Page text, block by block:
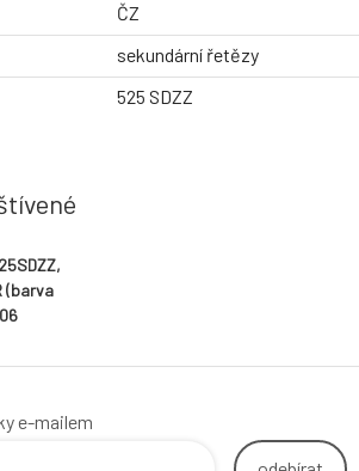
ČZ
sekundární řetězy
525 SDZZ
(barva
spojky
e-mailem